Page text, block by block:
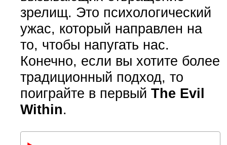
зрелищ. Это психологический
ужас, который направлен на
то, чтобы напугать нас.
Конечно, если вы хотите более
традиционный подход, то
поиграйте в первый The Evil
Within.